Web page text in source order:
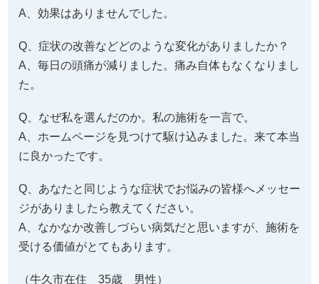
Q、なぜ私を選んだのか。私の施術を一言で。
に良かったです。
Q、あなたと同じような症状でお悩みの皆様へメッセー
A、なかなか改善しづらい病気だと思いますが、施術を
受ける価値がとてもあります。
※効果には個人差があります
ページ下部に掲載していますので